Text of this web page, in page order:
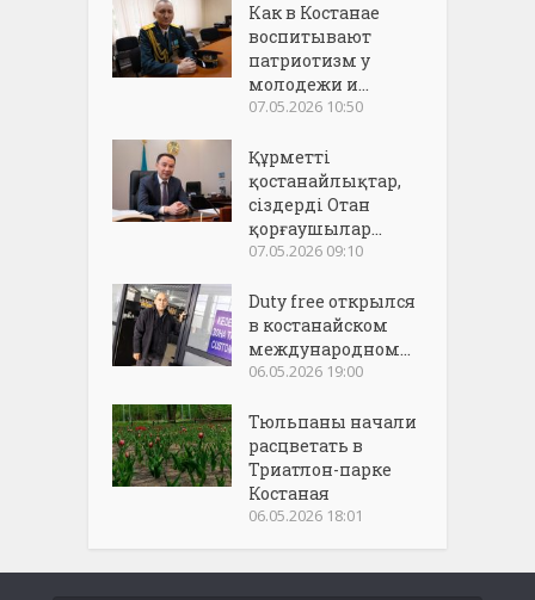
Как в Костанае
воспитывают
патриотизм у
молодежи и...
07.05.2026 10:50
Құрметті
қостанайлықтар,
сіздерді Отан
қорғаушылар...
07.05.2026 09:10
Duty free открылся
в костанайском
международном...
06.05.2026 19:00
Тюльпаны начали
расцветать в
Триатлон-парке
Костаная
06.05.2026 18:01